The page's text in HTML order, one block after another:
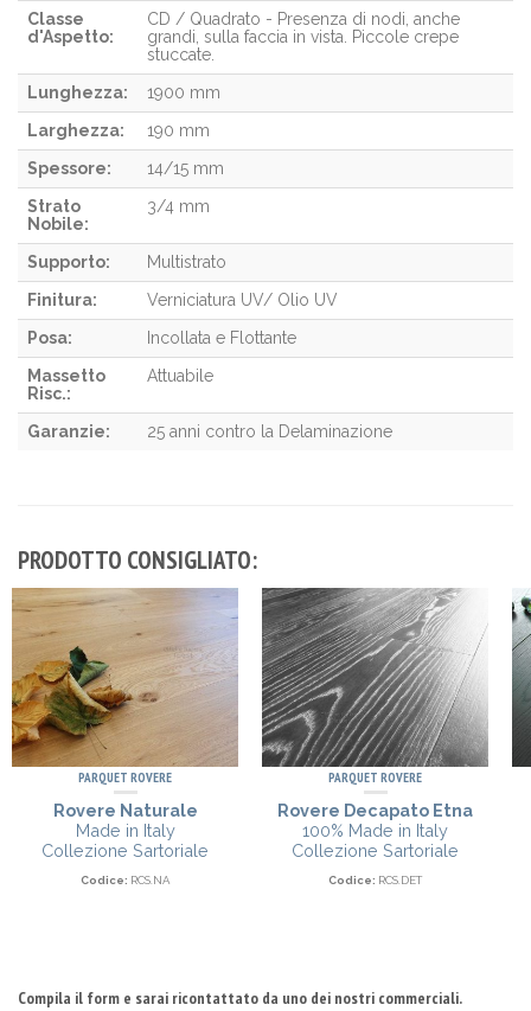
Classe
d'Aspetto:
CD / Quadrato - Presenza di nodi, anche
grandi, sulla faccia in vista. Piccole crepe
stuccate.
Lunghezza:
1900 mm
Larghezza:
190 mm
Spessore:
14/15 mm
Strato
Nobile:
3/4 mm
Supporto:
Multistrato
Finitura:
Verniciatura UV/ Olio UV
Posa:
Incollata e Flottante
Massetto
Risc.:
Attuabile
Garanzie: 25 anni contro la Delaminazione
PRODOTTO CONSIGLIATO:
PARQUET ROVERE
Rovere Naturale
Made in Italy
Collezione Sartoriale
Codice: RCS.NA
PARQUET ROVERE
Rovere Decapato Etna
100% Made in Italy
Collezione Sartoriale
Codice: RCS.DET
Compila il form e sarai ricontattato da uno dei nostri commerciali.